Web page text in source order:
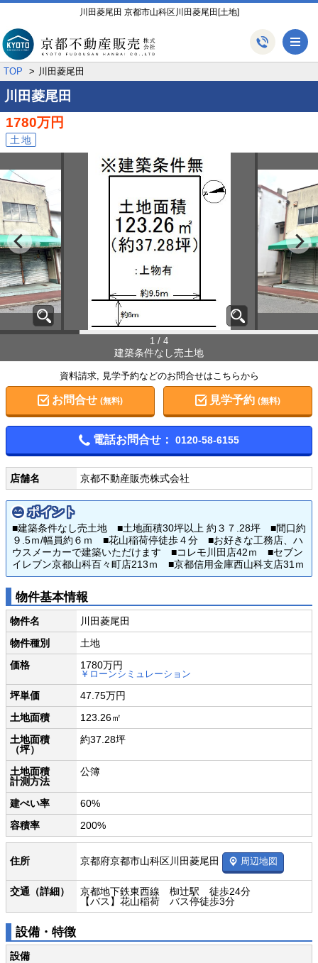
川田菱尾田 京都市山科区川田菱尾田[土地]
TOP 川田菱尾田
川田菱尾田
1780万円
土地
1 / 4
建築条件なし売土地
資料請求, 見学予約などのお問合せはこちらから
お問合せ (無料) 見学予約(無料)
電話お問合せ： 0120-58-6155
店舗名 京都不動産販売株式会社
ポイント
■建築条件なし売土地 ■土地面積30坪以上 約３７.28坪 ■間口約
９.5ｍ/幅員約６ｍ ■花山稲荷停徒歩４分 ■お好きな工務店、ハ
ウスメーカーで建築いただけます ■コレモ川田店42ｍ ■セブン
イレブン京都山科百々町店213ｍ ■京都信用金庫西山科支店31ｍ
物件基本情報
物件名
川田菱尾田
物件種別
土地
価格
1780万円
￥ローンシミュレーション
坪単価
47.75万円
土地面積
123.26㎡
土地面積
（坪）
約37.28坪
土地面積
計測方法
公簿
建ぺい率
60%
容積率
200%
住所 京都府京都市山科区川田菱尾田 周辺地図
交通（詳細）
京都地下鉄東西線 椥辻駅 徒歩24分
【バス】花山稲荷 バス停徒歩3分
設備・特徴
設備